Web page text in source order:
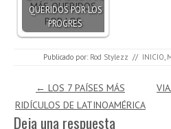
QUERIDOS POR LOS
PROGRES
Publicado por: Rod Stylezz // INICIO,
Navegación de entradas
← LOS 7 PAÍSES MÁS
RIDÍCULOS DE LATINOAMÉRICA
Deja una respuesta